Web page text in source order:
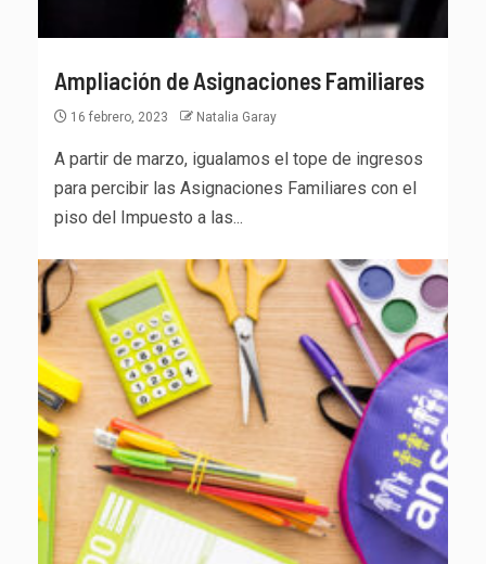
Ampliación de Asignaciones Familiares
16 febrero, 2023 Natalia Garay
A partir de marzo, igualamos el tope de ingresos
para percibir las Asignaciones Familiares con el
piso del Impuesto a las...